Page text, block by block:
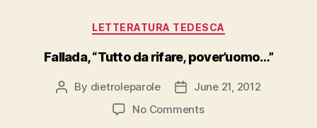
Categories
LETTERATURA TEDESCA
Fallada, “Tutto da rifare, pover’uomo…”
Post
By dietroleparole
PostJune 21, 2012
No Commentson